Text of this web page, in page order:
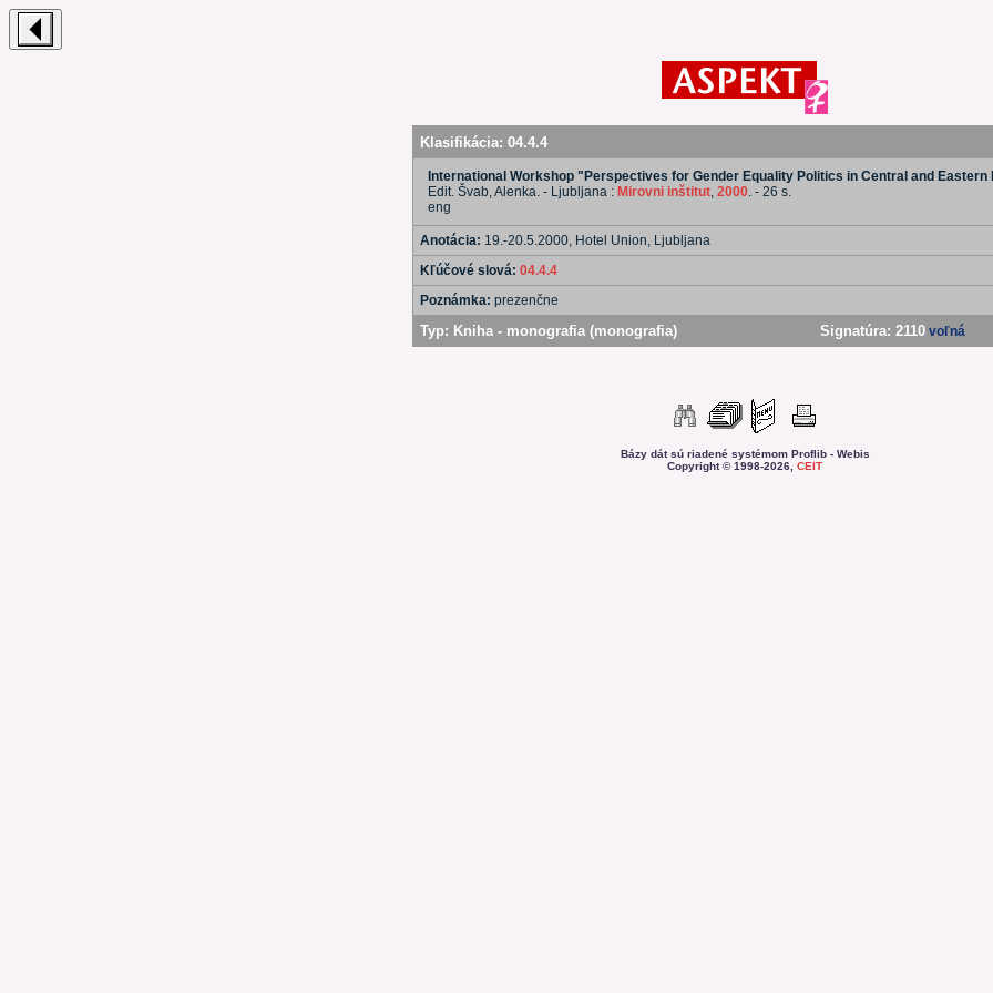
Klasifikácia: 04.4.4
International Workshop "Perspectives for Gender Equality Politics in Central and Eastern
Edit. Švab, Alenka. - Ljubljana : Mirovni inštitut, 2000. - 26 s.
eng
Anotácia: 19.-20.5.2000, Hotel Union, Ljubljana
Kľúčové slová: 04.4.4
Poznámka: prezenčne
Typ: Kniha - monografia (monografia) Signatúra: 2110 voľná
Bázy dát sú riadené systémom Proflib - Webis
Copyright © 1998-2026, CEIT